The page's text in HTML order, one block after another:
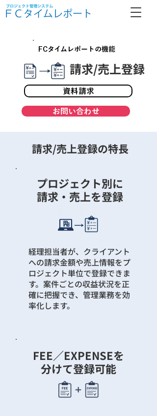
​請求/売上登録
FCタイムレポートの機能
資料請求
お問い合わせ
請求/売上登録の特長
プロジェクト別に
​請求・売上を登録
経理担当者が、クライアント
への請求金額や売上情報をプ
ロジェクト単位で登録できま
す。案件ごとの収益状況を正
確に把握でき、管理業務を効
率化します。
FEE／EXPENSEを
分けて登録可能